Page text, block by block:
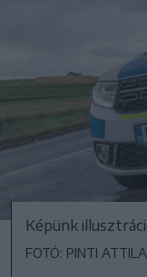
Képünk
FOTÓ: PINTI ATTILA